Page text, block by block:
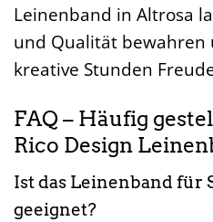
Leinenband in Altrosa
und Qualität bewahren
kreative Stunden
FAQ – Häufig
Rico Design
Ist das Leinenband für
geeignet?